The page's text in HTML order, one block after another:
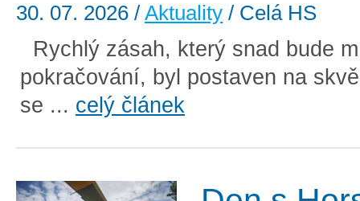
30. 07. 2026 / Aktuality / Celá HS
Rychlý zásah, který snad bude
pokračování, byl postaven na
se ... celý článek